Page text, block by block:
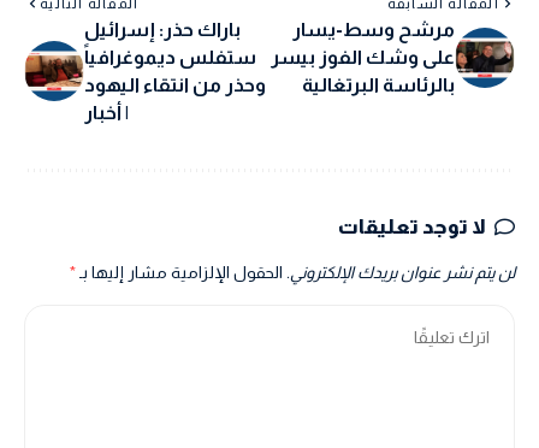
المقالة السابقة
مرشح وسط-يسار
على وشك الفوز بيسر
بالرئاسة البرتغالية
المقالة التالية
باراك حذر: إسرائيل
ستفلس ديموغرافياً
وحذر من انتقاء اليهود
| أخبار
لا توجد تعليقات
لن يتم نشر عنوان بريدك الإلكتروني. الحقول الإلزامية مشار إليها بـ*